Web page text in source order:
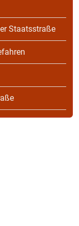
Staatsstraße